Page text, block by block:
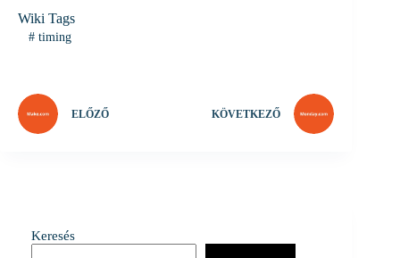
Wiki Tags
#timing
ELŐZŐ KÖVETKEZŐ
Keresés